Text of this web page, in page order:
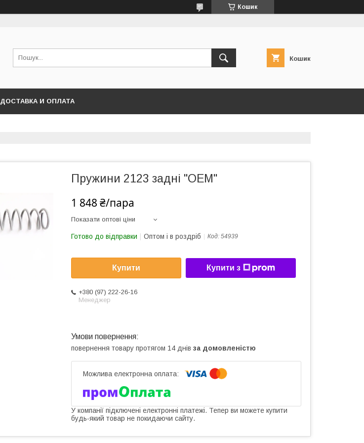
Кошик
Кошик
ДОСТАВКА И ОПЛАТА
Пружини 2123 задні "OEM"
1 848 ₴/пара
Показати оптові ціни
Готово до відправки Оптом і в роздріб Код: 54939
Купити Купити з
+380 (97) 222-26-16
Менеджер
повернення товару протягом 14 днів за домовленістю
У компанії підключені електронні платежі. Тепер ви можете купити
будь-який товар не покидаючи сайту.